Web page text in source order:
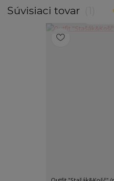
Súvisiaci tovar